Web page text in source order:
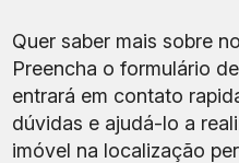
Quer saber mais sobre
Preencha o formulário
entrará em contato
dúvidas e ajudá-lo a
imóvel na localização